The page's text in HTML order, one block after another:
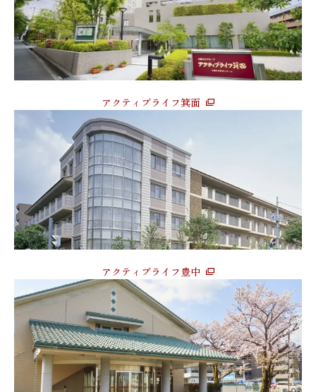
アクティブライフ箕面
アクティブライフ豊中